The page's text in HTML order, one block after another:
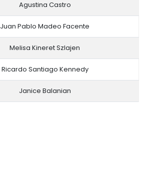
Agustina Castro
Juan Pablo Madeo Facente
Melisa Kineret Szlajen
Ricardo Santiago Kennedy
Janice Balanian